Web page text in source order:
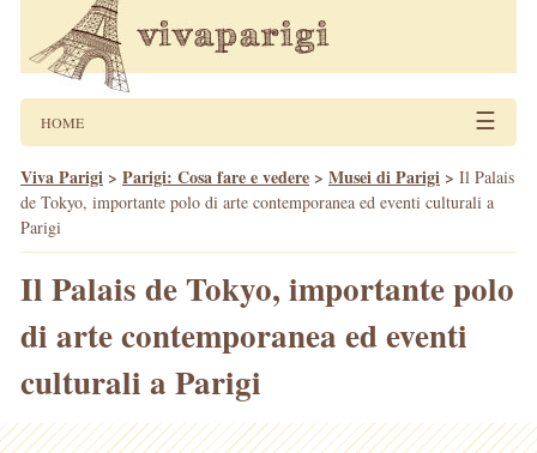
HOME ☰
Viva Parigi > Parigi: Cosa fare e vedere > Musei di Parigi > Il Palais
de Tokyo, importante polo di arte contemporanea ed eventi culturali a
Parigi
Il Palais de Tokyo, importante polo
di arte contemporanea ed eventi
culturali a Parigi